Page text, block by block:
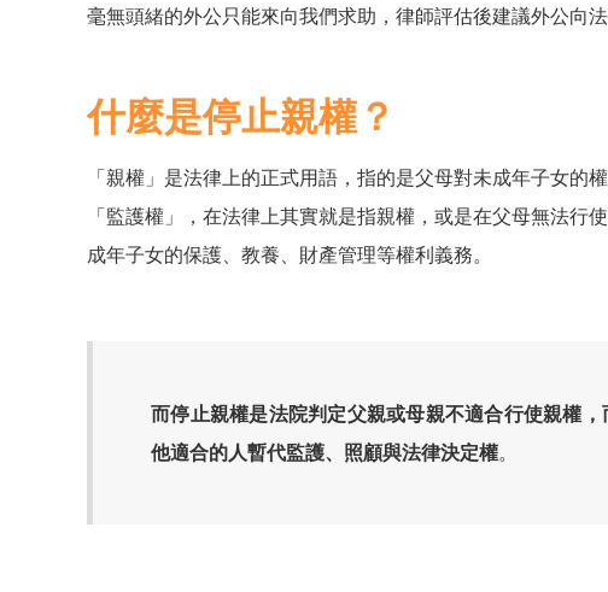
毫無頭緒的外公只能來向我們求助，律師評估後建議外公向法
什麼是停止親權？
「親權」是法律上的正式用語，指的是父母對未成年子女
「監護權」，在法律上其實就是指親權，或是在父母無法
成年子女的保護、教養、財產管理等權利義務。
而停止親權是法院判定父親或母親不適合行使親權
他適合的人暫代監護、照顧與法律決定權。